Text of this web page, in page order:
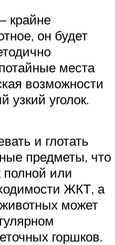
крайне
он будет
места
возможности
узкий уголок.
и глотать
предметы, что
полной или
ЖКТ, а
может
горшков.